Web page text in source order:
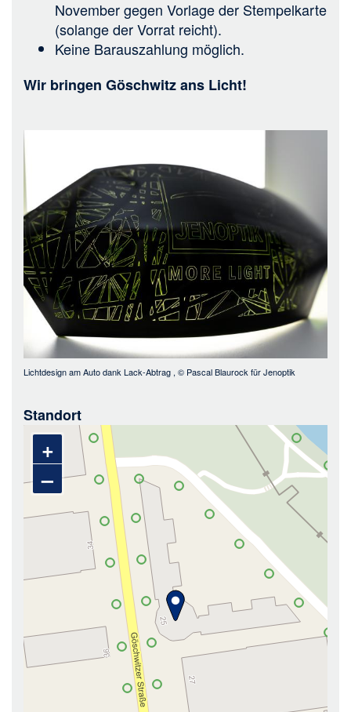
November gegen Vorlage der Stempelkarte
(solange der Vorrat reicht).
Keine Barauszahlung möglich.
Wir bringen Göschwitz ans Licht!
Bild
Lichtdesign am Auto dank Lack-Abtrag , © Pascal Blaurock für Jenoptik
Standort
+
–